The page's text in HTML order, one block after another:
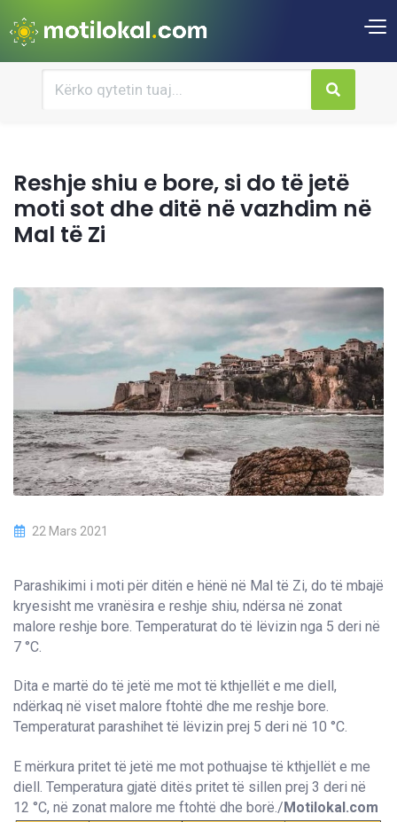
Reshje shiu e bore, si do të jetë
moti sot dhe ditë në vazhdim në
Mal të Zi
22 Mars 2021
Parashikimi i moti për ditën e hënë në Mal të Zi, do të mbajë
kryesisht me vranësira e reshje shiu, ndërsa në zonat
malore reshje bore. Temperaturat do të lëvizin nga 5 deri në
7 °C.
Dita e martë do të jetë me mot të kthjellët e me diell,
ndërkaq në viset malore ftohtë dhe me reshje bore.
Temperaturat parashihet të lëvizin prej 5 deri në 10 °C.
E mërkura pritet të jetë me mot pothuajse të kthjellët e me
diell. Temperatura gjatë ditës pritet të sillen prej 3 deri në
12 °C, në zonat malore me ftohtë dhe borë./Motilokal.com